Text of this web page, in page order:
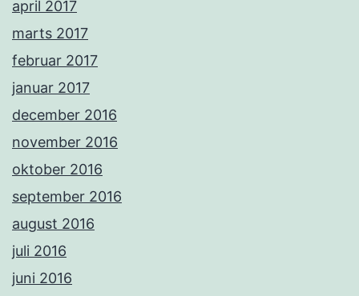
april 2017
marts 2017
februar 2017
januar 2017
december 2016
november 2016
oktober 2016
september 2016
august 2016
juli 2016
juni 2016